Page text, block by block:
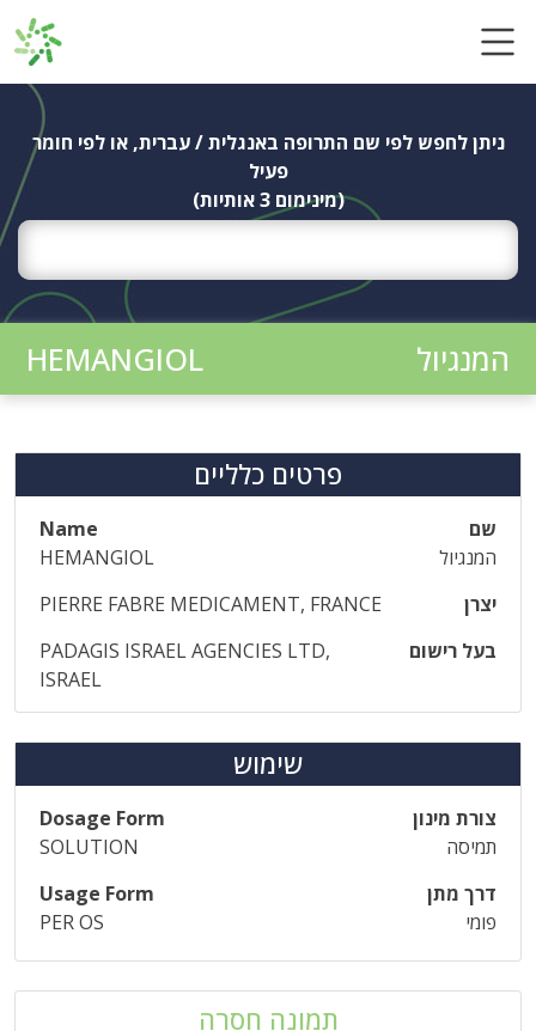
ניתן לחפש לפי שם התרופה באנגלית / עברית, או לפי חומר
פעיל
(מינימום 3 אותיות)
המנגיול HEMANGIOL
פרטים כלליים
שם
Name
המנגיול
HEMANGIOL
יצרן
PIERRE FABRE MEDICAMENT, FRANCE
בעל רישום
PADAGIS ISRAEL AGENCIES LTD,
ISRAEL
שימוש
צורת מינון
Dosage Form
תמיסה
SOLUTION
דרך מתן
Usage Form
פומי
PER OS
תמונה חסרה